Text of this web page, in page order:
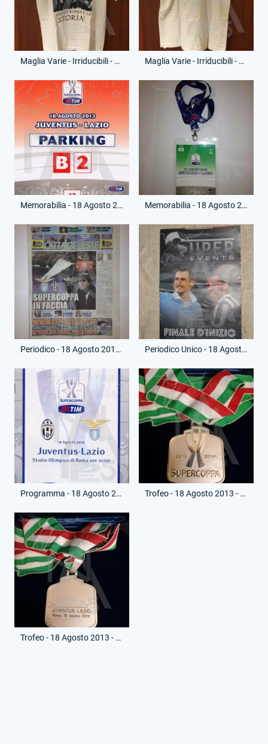
Maglia Varie - Irriducibili - Finale Supercoppa Italia 2013 - Mai Commercializzata - (Fronte) Maglia Varie - Irriducibili - Finale Supercoppa Italia 2013 - Mai Commercializzata - (Retro)
Memorabilia - 18 Agosto 2013 - Pass Parcheggio - Supercoppa Italia - Juventus-Lazio Memorabilia - 18 Agosto 2013 - Pass Campo - Supercoppa Italia - Juventus-Lazio
Periodico - 18 Agosto 2013 - Città Celeste - Supercoppa Italia - Juventus-Lazio Periodico Unico - 18 Agosto 2013 - Super Events
Programma - 18 Agosto 2013 - Supercoppa Italia - Juventus-Lazio Trofeo - 18 Agosto 2013 - Medaglia - Secondo Posto Supercoppa Italia - (Fronte)
Trofeo - 18 Agosto 2013 - Medaglia - Secondo Posto Supercoppa Italia - (Retro)